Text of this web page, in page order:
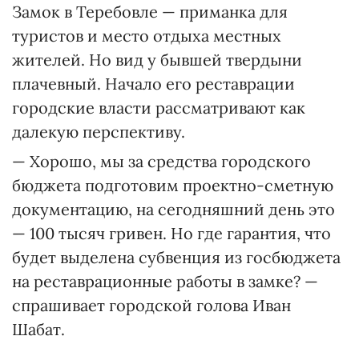
Замок в Тере­бовле — приманка для
туристов и место отдыха местных
жителей. Но вид у бывшей твердыни
плачевный. Начало его реставрации
городские власти рассматривают как
далекую перспективу.
— Хорошо, мы за средства городского
бюджета подготовим проектно-сметную
документацию, на сегодняшний день это
— 100 тысяч гривен. Но где гарантия, что
будет выделена субвенция из госбюджета
на реставрационные работы в замке? —
спрашивает городской голова Иван
Шабат.